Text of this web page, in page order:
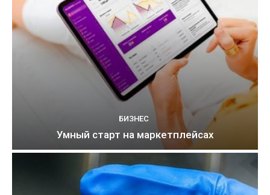
БИЗНЕС
Умный старт на маркетплейсах